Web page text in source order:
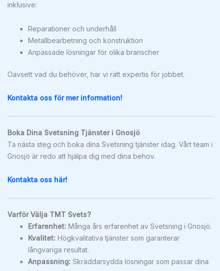
inklusive:
Reparationer och underhåll
Metallbearbetning och konstruktion
Anpassade lösningar för olika branscher
Oavsett vad du behöver, har vi rätt expertis för jobbet.
Kontakta oss för mer information!
Boka Dina Svetsning Tjänster i Gnosjö
Ta nästa steg och boka dina Svetsning tjänster idag. Vårt team i
Gnosjö är redo att hjälpa dig med dina behov.
Kontakta oss här!
Varför Välja TMT Svets?
Erfarenhet: Många års erfarenhet av Svetsning i Gnosjö.
Kvalitet: Högkvalitativa tjänster som garanterar
långvariga resultat.
Anpassning: Skräddarsydda lösningar som passar dina